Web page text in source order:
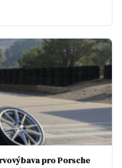
pro Porsche